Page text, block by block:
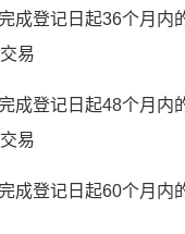
成登记日起36个月内
易
成登记日起48个月内
易
成登记日起60个月内